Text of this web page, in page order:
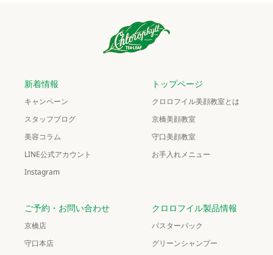
新着情報
キャンペーン
スタッフブログ
美容コラム
LINE公式アカウント
Instagram
トップページ
クロロフイル美顔教室とは
京橋美顔教室
守口美顔教室
お手入れメニュー
ご予約・お問い合わせ
京橋店
守口本店
クロロフイル製品情報
パスターパック
グリーンシャンプー